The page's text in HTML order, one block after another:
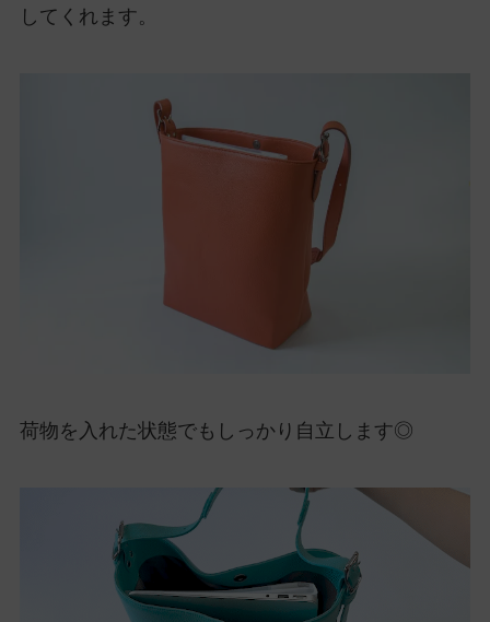
してくれます。
荷物を入れた状態でもしっかり自立します◎